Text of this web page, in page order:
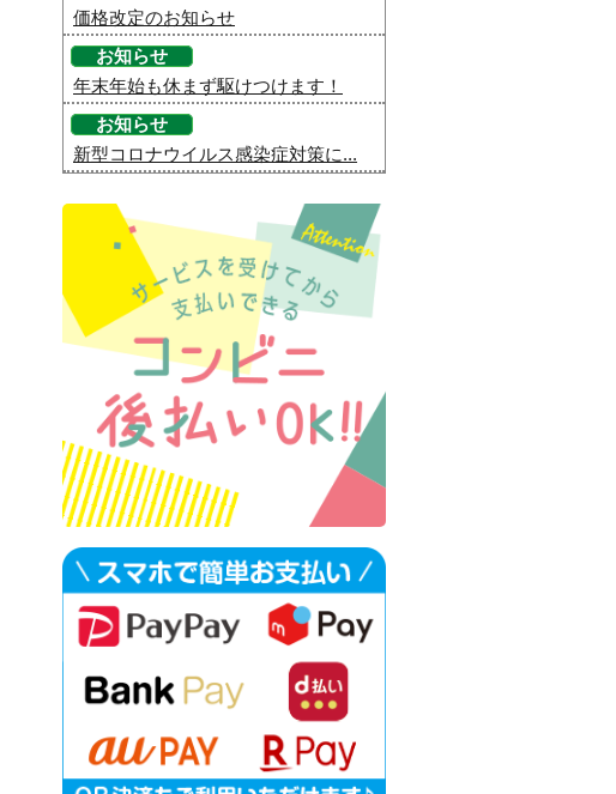
価格改定のお知らせ
お知らせ
年末年始も休まず駆けつけます！
お知らせ
新型コロナウイルス感染症対策に...